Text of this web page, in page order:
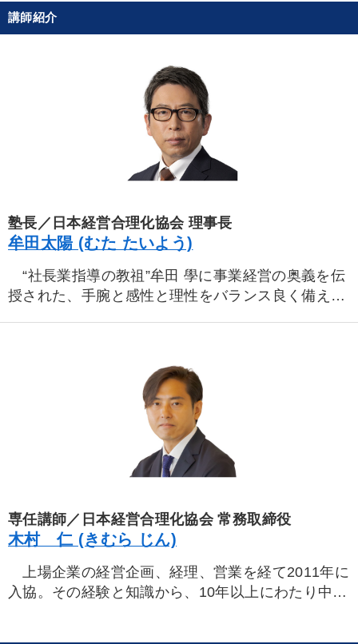
講師紹介
塾長／日本経営合理化協会 理事長
牟田太陽 (むた たいよう)
“社長業指導の教祖”牟田 學に事業経営の奥義を伝
授された、手腕と感性と理性をバランス良く備えた
郷の厳しい環境の中で、実務を通して牟田社長業を
体得。世界観を広げながら、事業の大成功を収め
帰国後、日本経営合理化協会に入協。経営ノウハ
ウ、思想哲学を伝える社長塾「実学の門」、少人数
制の私塾「無門塾」「地球の会」、後継社長の登竜
営。20代の頃より、辣腕経営者や一流コンサルタン
ト、著名人と触れ合う中で手腕を磨き、企画部長、
年間2000を超すオーナー社長、後継者と親密に交
流し、社長の悩みを知り尽くす。同時に、様々な場
専任講師／日本経営合理化協会 常務取締役
木村 仁 (きむら じん)
上場企業の経営企画、経理、営業を経て2011年に
入協。その経験と知識から、10年以上にわたり中核